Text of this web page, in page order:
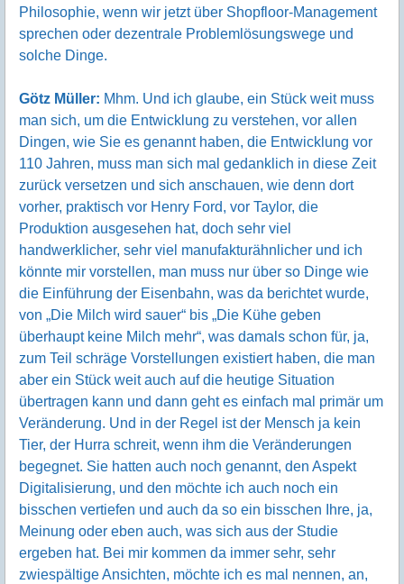
Philosophie, wenn wir jetzt über Shopfloor-Management
sprechen oder dezentrale Problemlösungswege und
solche Dinge.
Götz Müller: Mhm. Und ich glaube, ein Stück weit muss
man sich, um die Entwicklung zu verstehen, vor allen
Dingen, wie Sie es genannt haben, die Entwicklung vor
110 Jahren, muss man sich mal gedanklich in diese Zeit
zurück versetzen und sich anschauen, wie denn dort
vorher, praktisch vor Henry Ford, vor Taylor, die
Produktion ausgesehen hat, doch sehr viel
handwerklicher, sehr viel manufakturähnlicher und ich
könnte mir vorstellen, man muss nur über so Dinge wie
die Einführung der Eisenbahn, was da berichtet wurde,
von „Die Milch wird sauer“ bis „Die Kühe geben
überhaupt keine Milch mehr“, was damals schon für, ja,
zum Teil schräge Vorstellungen existiert haben, die man
aber ein Stück weit auch auf die heutige Situation
übertragen kann und dann geht es einfach mal primär um
Veränderung. Und in der Regel ist der Mensch ja kein
Tier, der Hurra schreit, wenn ihm die Veränderungen
begegnet. Sie hatten auch noch genannt, den Aspekt
Digitalisierung, und den möchte ich auch noch ein
bisschen vertiefen und auch da so ein bisschen Ihre, ja,
Meinung oder eben auch, was sich aus der Studie
ergeben hat. Bei mir kommen da immer sehr, sehr
zwiespältige Ansichten, möchte ich es mal nennen, an,